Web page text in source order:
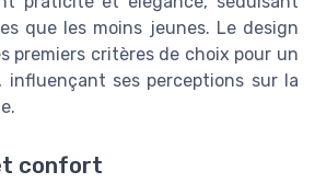
que les moins jeunes. Le design
premiers critères de choix pour un
influençant ses perceptions sur la
confort